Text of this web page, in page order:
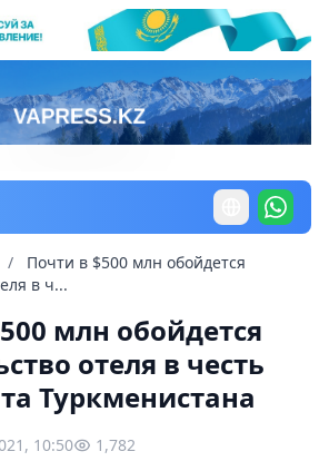
/
Почти в $500 млн обойдется
в ч...
млн обойдется
отеля в честь
Туркменистана
10:50 1,782